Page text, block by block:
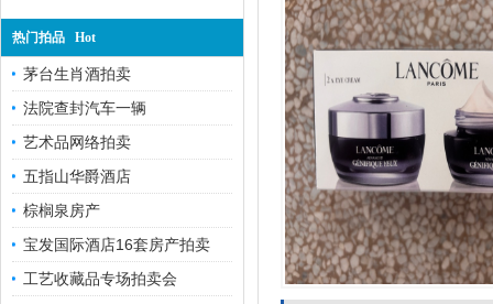
热门拍品 Hot
茅台生肖酒拍卖
法院查封汽车一辆
艺术品网络拍卖
五指山华爵酒店
棕榈泉房产
宝发国际酒店16套房产拍卖
工艺收藏品专场拍卖会